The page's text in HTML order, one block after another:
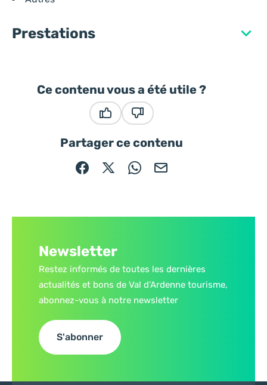
Prestations
Ce contenu vous a été utile ?
Partager ce contenu
Partager sur Facebook (nouvelle fenêtre)
Partager sur X / Twitter (nouvelle
Partager sur WhatsApp
Partager par mail
Newsletter
Restez informés de toutes les dernières
actualités et bons de Val d’Ardenne tourisme,
abonnez-vous à notre newsletter
S'abonner